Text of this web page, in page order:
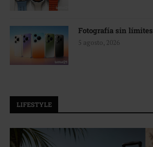
Fotografía sin límites
5 agosto, 2026
LIFESTYLE